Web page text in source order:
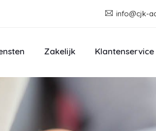
info@cjk-
Zakelijk Klantenservice